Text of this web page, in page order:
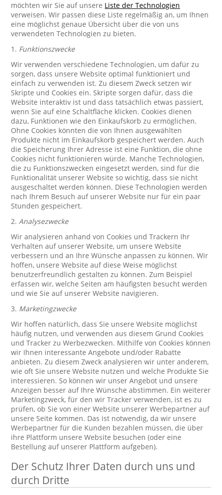
möchten wir Sie auf unsere Liste der Technologien
verweisen. Wir passen diese Liste regelmäßig an, um Ihnen
eine möglichst genaue Übersicht über die von uns
verwendeten Technologien zu bieten.
1. Funktionszwecke
Wir verwenden verschiedene Technologien, um dafür zu
sorgen, dass unsere Website optimal funktioniert und
einfach zu verwenden ist. Zu diesem Zweck setzen wir
Skripte und Cookies ein. Skripte sorgen dafür, dass die
Website interaktiv ist und dass tatsächlich etwas passiert,
wenn Sie auf eine Schaltfläche klicken. Cookies dienen
dazu, Funktionen wie den Einkaufskorb zu ermöglichen.
Ohne Cookies könnten die von Ihnen ausgewählten
Produkte nicht im Einkaufskorb gespeichert werden. Auch
die Speicherung Ihrer Adresse ist eine Funktion, die ohne
Cookies nicht funktionieren würde. Manche Technologien,
die zu Funktionszwecken eingesetzt werden, sind für die
Funktionalität unserer Website so wichtig, dass sie nicht
ausgeschaltet werden können. Diese Technologien werden
nach Ihrem Besuch auf unserer Website nur für ein paar
Stunden gespeichert.
2.Analysezwecke
Wir analysieren anhand von Cookies und Trackern Ihr
Verhalten auf unserer Website, um unsere Website
verbessern und an Ihre Wünsche anpassen zu können. Wir
hoffen, unsere Website auf diese Weise möglichst
benutzerfreundlich gestalten zu können. Zum Beispiel
erfassen wir, welche Seiten am häufigsten besucht werden
und wie Sie auf unserer Website navigieren.
3. Marketingzwecke
Wir hoffen natürlich, dass Sie unsere Website möglichst
häufig nutzen, und verwenden aus diesem Grund Cookies
und Tracker zu Werbezwecken. Mithilfe von Cookies können
wir Ihnen interessante Angebote und/oder Rabatte
anbieten. Zu diesem Zweck analysieren wir unter anderem,
wie oft Sie unsere Website nutzen und welche Produkte Sie
interessieren. So können wir unser Angebot und unsere
Anzeigen besser auf Ihre Wünsche abstimmen. Ein weiterer
Marketingzweck, für den wir Tracker verwenden, ist es zu
prüfen, ob Sie von einer Website unserer Werbepartner auf
unsere Seite kommen. Das ist notwendig, da wir unsere
Werbepartner für die Kunden bezahlen müssen, die über
ihre Plattform unsere Website besuchen (oder eine
Bestellung auf unserer Plattform aufgeben).
Der Schutz Ihrer Daten durch uns und
durch Dritte